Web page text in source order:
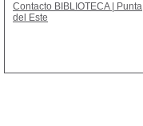
Contacto BIBLIOTECA | Punta
del Este